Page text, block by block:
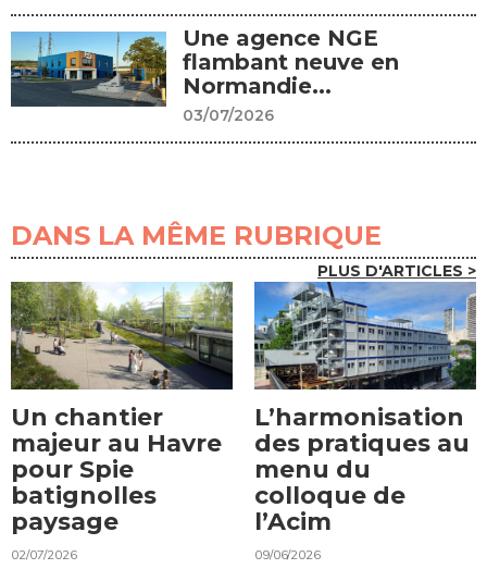
Une agence NGE
flambant neuve en
Normandie...
03/07/2026
DANS LA MÊME RUBRIQUE
PLUS D'ARTICLES >
Un chantier
majeur au Havre
pour Spie
batignolles
paysage
02/07/2026
L’harmonisation
des pratiques au
menu du
colloque de
l’Acim
09/06/2026